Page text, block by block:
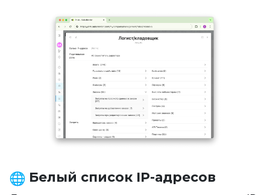
Белый список IP-адресов